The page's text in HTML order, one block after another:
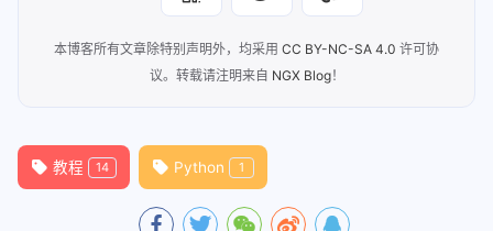
本博客所有文章除特别声明外，均采用 CC BY-NC-SA 4.0 许可协
议。转载请注明来自 NGX Blog！
教程 14 Python 1